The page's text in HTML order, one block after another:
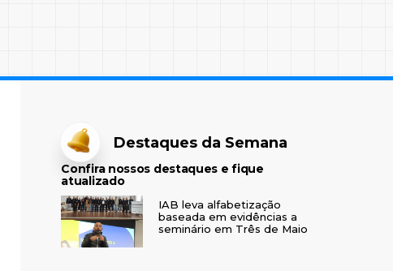
Destaques da Semana
Confira nossos destaques e fique
atualizado
IAB leva alfabetização
baseada em evidências a
seminário em Três de Maio